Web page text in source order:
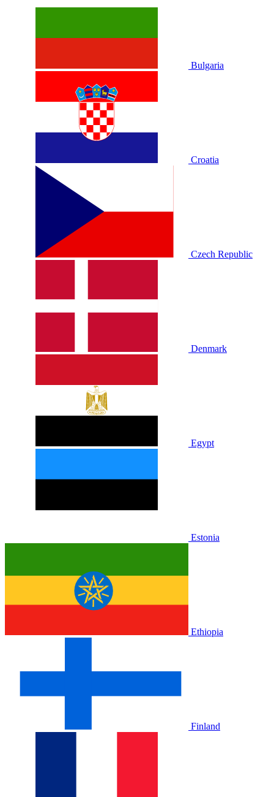
Bulgaria
Croatia
Czech Republic
Denmark
Egypt
Estonia
Ethiopia
Finland